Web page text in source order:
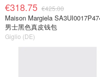
€318.75 €425.00
Maison Margiela
男士黑色真皮钱包
Giglio (DE)